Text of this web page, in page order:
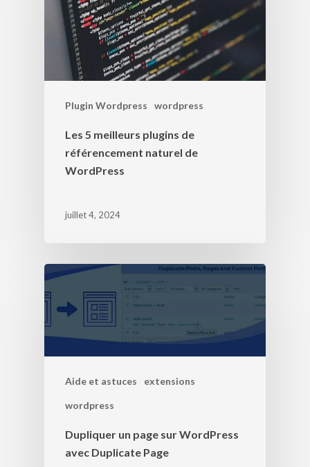
Plugin Wordpress wordpress
Les 5 meilleurs plugins de
référencement naturel de
WordPress
juillet 4, 2024
Aide et astuces extensions
wordpress
Dupliquer un page sur WordPress
avec Duplicate Page